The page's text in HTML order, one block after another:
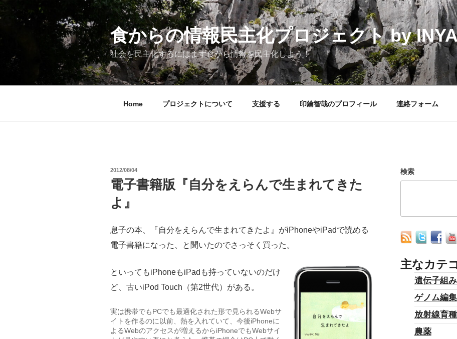
ン
ン
食からの情報民主化プロジェクト by
社会を民主化するにはまず食から情報を民主化しよう！
Home プロジェクトについて 支援する 印鑰智哉のプロフィール 連絡フォーム
投
稿
日:
2012/08/04
電子書籍版『自分をえらんで生まれてきた
よ』
息子の本、『自分をえらんで生まれてきたよ』がiPhoneやiPadで読める
電子書籍になった、と聞いたのでさっそく買った。
といってもiPhoneもiPadも持っていないのだけ
ど、古いiPod Touch（第2世代）がある。
実は携帯でもPCでも最適化された形で見られるWebサ
イトを作るのに以前、熱を入れていて、今後iPhoneに
よるWebのアクセスが増えるからiPhoneでもWebサイ
検索
主なカテ
遺伝子組
ゲノム編集
放射線育種
農薬